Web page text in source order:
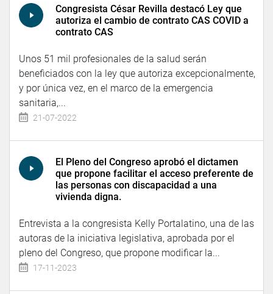
Congresista César Revilla destacó Ley que
autoriza el cambio de contrato CAS COVID a
contrato CAS
Unos 51 mil profesionales de la salud serán
beneficiados con la ley que autoriza excepcionalmente,
y por única vez, en el marco de la emergencia
sanitaria,...
21-07-2022
El Pleno del Congreso aprobó el dictamen
que propone facilitar el acceso preferente de
las personas con discapacidad a una
vivienda digna.
Entrevista a la congresista Kelly Portalatino, una de las
autoras de la iniciativa legislativa, aprobada por el
pleno del Congreso, que propone modificar la...
17-11-2023